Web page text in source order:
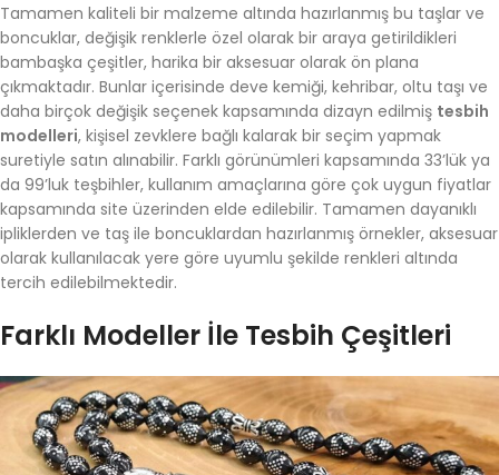
Tamamen kaliteli bir malzeme altında hazırlanmış bu taşlar ve
boncuklar, değişik renklerle özel olarak bir araya getirildikleri
bambaşka çeşitler, harika bir aksesuar olarak ön plana
çıkmaktadır. Bunlar içerisinde deve kemiği, kehribar, oltu taşı ve
daha birçok değişik seçenek kapsamında dizayn edilmiş tesbih
modelleri, kişisel zevklere bağlı kalarak bir seçim yapmak
suretiyle satın alınabilir. Farklı görünümleri kapsamında 33’lük ya
da 99’luk teşbihler, kullanım amaçlarına göre çok uygun fiyatlar
kapsamında site üzerinden elde edilebilir. Tamamen dayanıklı
ipliklerden ve taş ile boncuklardan hazırlanmış örnekler, aksesuar
olarak kullanılacak yere göre uyumlu şekilde renkleri altında
tercih edilebilmektedir.
Farklı Modeller İle Tesbih Çeşitleri